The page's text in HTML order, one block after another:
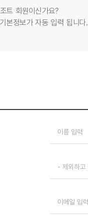
트 회원이신가요?
본정보가 자동 입력 됩니다.